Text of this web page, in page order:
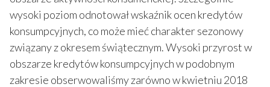
wysoki poziom odnotował wskaźnik ocen kredytów
konsumpcyjnych, co może mieć charakter sezonowy
związany z okresem świątecznym. Wysoki przyrost w
obszarze kredytów konsumpcyjnych w podobnym
zakresie obserwowaliśmy zarówno w kwietniu 2018